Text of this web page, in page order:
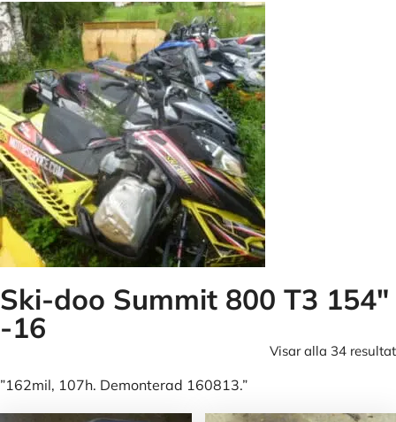
Ski-doo Summit 800 T3 154"
-16
Visar alla 34 resultat
”162mil, 107h. Demonterad 160813.”